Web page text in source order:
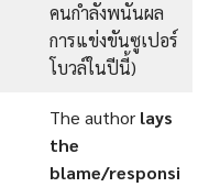
คนกำลังพนันผล
การแข่งขันซูเปอร์
โบวล์ในปีนี้)
The author lays
the
blame/responsi